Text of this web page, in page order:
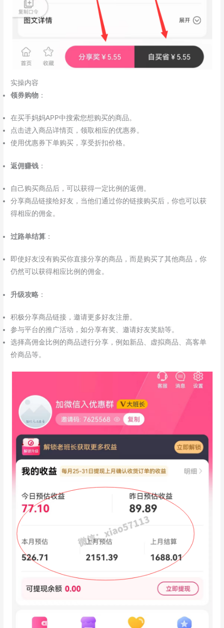
实操内容
领券购物 ：
在买手妈妈APP中搜索您想购买的商品。
点击进入商品详情页，领取相应的优惠券。
使用优惠券下单购买，享受折扣价格。
返佣赚钱 ：
自己购买商品后，可以获得一定比例的返佣。
分享商品链接给好友，当他们通过你的链接购买后，你也可以获
得相应的佣金。
过路单结算 ：
即使好友没有购买你直接分享的商品，而是购买了其他商品，你
仍然可以获得相应比例的佣金。
升级攻略 ：
积极分享商品链接，邀请更多好友注册。
参与平台的推广活动，如分享有奖、邀请好友奖励等。
选择高佣金比例的商品进行分享，例如新品、虚拟商品、高客单
价商品等。